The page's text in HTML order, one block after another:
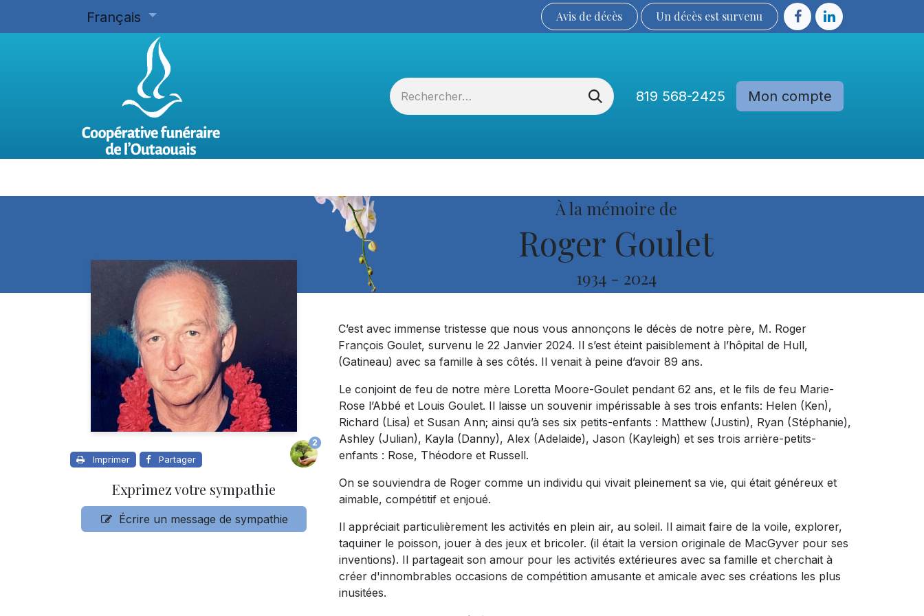
Français Avis de décès Un décès est sur​​​​​​​​ve​nu​​​​​​​​​​
819 568-2425 Mon compte
À la mémoire de
Roger Goulet
1934 - 2024
Imprimer Partager
2
Exprimez votre sympathie
Écrire un message de sympathie
C’est avec immense tristesse que nous vous annonçons le décès de notre père, M. Roger
François Goulet, survenu le 22 Janvier 2024. Il s’est éteint paisiblement à l’hôpital de Hull,
(Gatineau) avec sa famille à ses côtés. Il venait à peine d’avoir 89 ans.
Le conjoint de feu de notre mère Loretta Moore-Goulet pendant 62 ans, et le fils de feu Marie-
Rose l’Abbé et Louis Goulet. Il laisse un souvenir impérissable à ses trois enfants: Helen (Ken),
Richard (Lisa) et Susan Ann; ainsi qu’à ses six petits-enfants : Matthew (Justin), Ryan (Stéphanie),
Ashley (Julian), Kayla (Danny), Alex (Adelaide), Jason (Kayleigh) et ses trois arrière-petits-
enfants : Rose, Théodore et Russell.
On se souviendra de Roger comme un individu qui vivait pleinement sa vie, qui était généreux et
aimable, compétitif et enjoué.
Il appréciait particulièrement les activités en plein air, au soleil. Il aimait faire de la voile, explorer,
taquiner le poisson, jouer à des jeux et bricoler. (il était la version originale de MacGyver pour ses
inventions). Il partageait son amour pour les activités extérieures avec sa famille et cherchait à
créer d'innombrables occasions de compétition amusante et amicale avec ses créations les plus
inusitées.